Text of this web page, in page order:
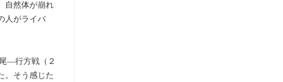
自然体が崩れ
人がライバ
―行方戦（２
。そう感じた